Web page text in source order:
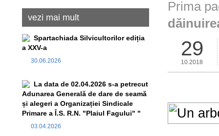
vezi mai mult
Spartachiada Silvicultorilor ediția
a XXV-a
30.06.2026
La data de 02.04.2026 s-a petrecut
Adunarea Generală de dare de seamă
și alegeri a Organizației Sindicale
Primare a Î.S. R.N. "Plaiul Fagului" "
03.04.2026
Prima
29
10.2018